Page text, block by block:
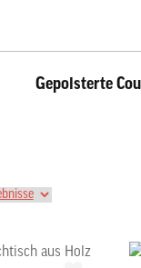
Gepolsterte